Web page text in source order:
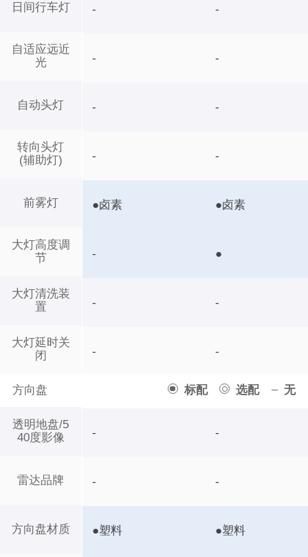
日间行车灯
自适应远近
光
自动头灯
转向头灯
(辅助灯)
前雾灯
大灯高度调
节
大灯清洗装
置
大灯延时关
闭
方向盘 标配 选配 无
透明地盘/5
40度影像
雷达品牌
方向盘材质
- -
- -
- -
- -
●卤素 ●卤素
- ●
- -
- -
- -
- -
●塑料 ●塑料